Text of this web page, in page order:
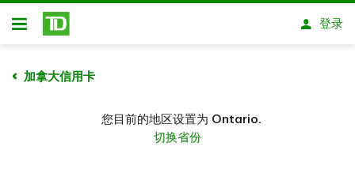
跳转到主要内容
开放式房屋贷款
登录
加拿大信用卡
您目前的地区设置为 Ontario.
切换省份